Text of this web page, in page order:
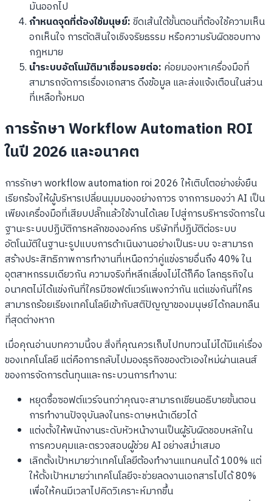
มันออกไป
กำหนดจุดที่ต้องใช้มนุษย์:ขีดเส้นใต้ขั้นตอนที่ต้องใช้ความเห็น
อกเห็นใจ การตัดสินใจเชิงจริยธรรม หรือความรับผิดชอบทาง
กฎหมาย
นำระบบอัตโนมัติมาเชื่อมรอยต่อ: ค่อยมองหาเครื่องมือที่
สามารถจัดการเรื่องเอกสาร ดึงข้อมูล และส่งแจ้งเตือนในส่วน
ที่เหลือทั้งหมด
การรักษา Workflow Automation ROI
ในปี 2026 และอนาคต
การรักษา workflow automation roi 2026 ให้เติบโตอย่างยั่งยืน
เรียกร้องให้ผู้บริหารเปลี่ยนมุมมองอย่างถาวร จากการมองว่า AI เป็น
เพียงเครื่องมือที่เสียบปลั๊กแล้วใช้งานได้เลย ไปสู่การบริหารจัดการใน
ฐานะระบบปฏิบัติการหลักขององค์กร บริษัทที่ปฏิบัติต่อระบบ
อัตโนมัติในฐานะรูปแบบการดำเนินงานอย่างเป็นระบบ จะสามารถ
สร้างประสิทธิภาพการทำงานที่เหนือกว่าคู่แข่งรายอื่นถึง 40% ใน
อุตสาหกรรมเดียวกัน ความจริงที่หลีกเลี่ยงไม่ได้ก็คือ โลกธุรกิจใน
อนาคตไม่ได้แข่งกันที่ใครมีซอฟต์แวร์แพงกว่ากัน แต่แข่งกันที่ใคร
สามารถร้อยเรียงเทคโนโลยีเข้ากับสติปัญญาของมนุษย์ได้กลมกลืน
ที่สุดต่างหาก
เมื่อคุณอ่านบทความนี้จบ สิ่งที่คุณควรเก็บไปทบทวนไม่ได้มีแค่เรื่อง
ของเทคโนโลยี แต่คือการกลับไปมองธุรกิจของตัวเองใหม่ผ่านเลนส์
ของการจัดการต้นทุนและกระบวนการทำงาน:
หยุดซื้อซอฟต์แวร์จนกว่าคุณจะสามารถเขียนอธิบายขั้นตอน
การทำงานปัจจุบันลงในกระดาษหน้าเดียวได้
แต่งตั้งให้พนักงานระดับหัวหน้างานเป็นผู้รับผิดชอบหลักใน
การควบคุมและตรวจสอบผู้ช่วย AI อย่างสม่ำเสมอ
เลิกตั้งเป้าหมายว่าเทคโนโลยีต้องทำงานแทนคนได้ 100% แต่
ให้ตั้งเป้าหมายว่าเทคโนโลยีจะช่วยลดงานเอกสารไปได้ 80%
เพื่อให้คนมีเวลาไปคิดวิเคราะห์มากขึ้น